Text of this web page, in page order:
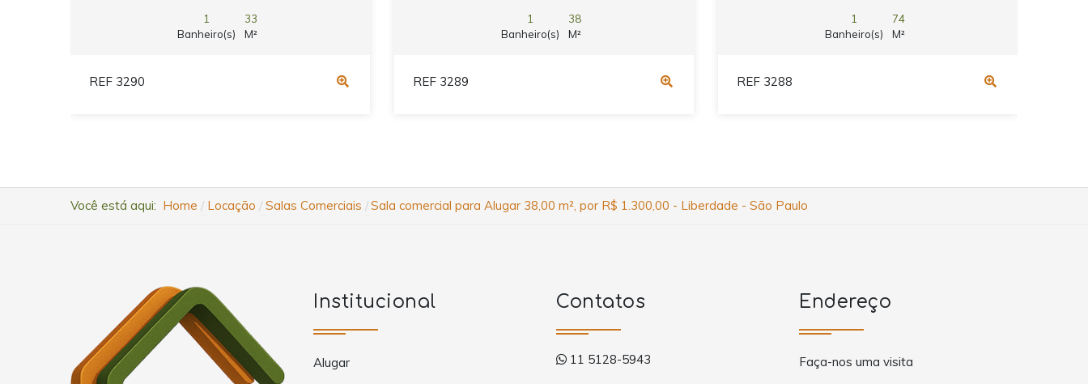
1
Banheiro(s)
33
M²
REF 3290
1
Banheiro(s)
38
M²
REF 3289
1
Banheiro(s)
74
M²
REF 3288
Você está aqui: Home Locação Salas Comerciais Sala comercial para Alugar 38,00 m², por R$ 1.300,00 - Liberdade - São Paulo
Institucional
Alugar
Contatos
11 5128-5943
Endereço
Faça-nos uma visita